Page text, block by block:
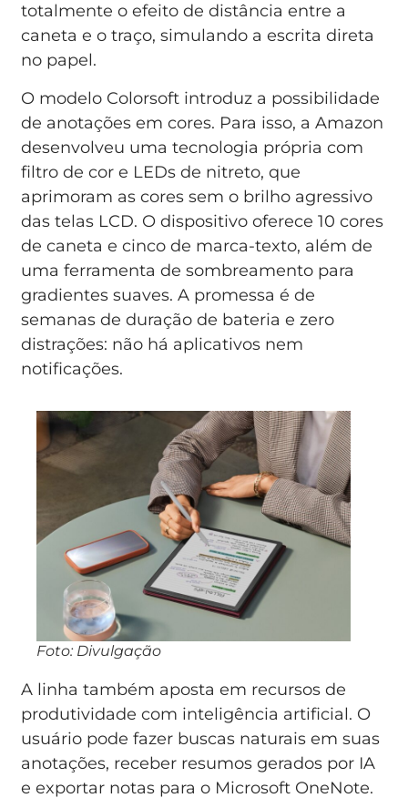
totalmente o efeito de distância entre a
caneta e o traço, simulando a escrita direta
no papel.
O modelo Colorsoft introduz a possibilidade
de anotações em cores. Para isso, a Amazon
desenvolveu uma tecnologia própria com
filtro de cor e LEDs de nitreto, que
aprimoram as cores sem o brilho agressivo
das telas LCD. O dispositivo oferece 10 cores
de caneta e cinco de marca-texto, além de
uma ferramenta de sombreamento para
gradientes suaves. A promessa é de
semanas de duração de bateria e zero
distrações: não há aplicativos nem
notificações.
Foto: Divulgação
A linha também aposta em recursos de
produtividade com inteligência artificial. O
usuário pode fazer buscas naturais em suas
anotações, receber resumos gerados por IA
e exportar notas para o Microsoft OneNote.